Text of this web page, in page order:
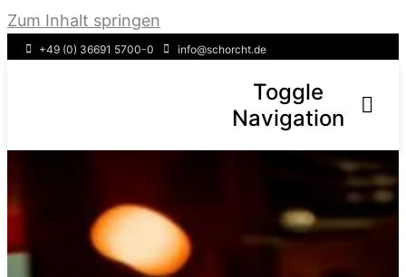
Zum Inhalt springen
+49 (0) 36691 5700-0 info@schorcht.de
Toggle
Navigation
Leistungen